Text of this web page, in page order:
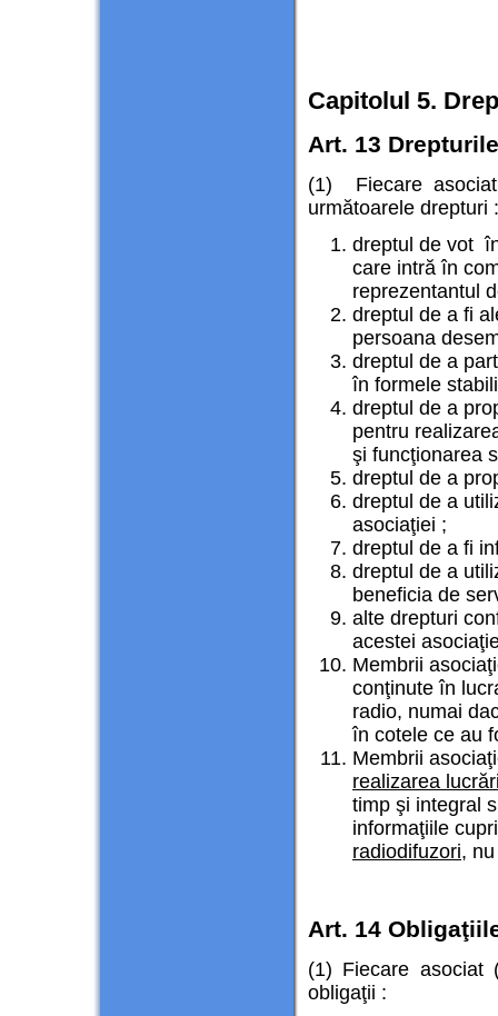
Capitolul 5.
Art. 13
(1) Fiecare
următoarele drepturi :
dreptul de vot
care intră în
reprezentantul
dreptul de a fi
persoana
dreptul de a
în formele
dreptul de a
pentru
şi funcţionarea
dreptul de a
dreptul de a
asociaţiei ;
dreptul de a fi
dreptul de a
beneficia de
alte drepturi
acestei
Membrii
conţinute în
radio, numai
în cotele ce au
Membrii
realizarea
timp şi integral
informaţiile
radiodifuzori,
Art. 14
(1) Fiecare asociat
obligaţii :